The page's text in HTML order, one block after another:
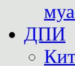
ДПИ